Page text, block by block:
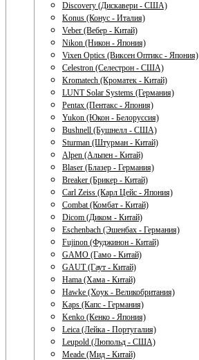
Discovery (Дискавери - США)
Konus (Конус - Италия)
Veber (Вебер - Китай)
Nikon (Никон - Япония)
Vixen Optics (Виксен Оптикс - Япония)
Celestron (Селестрон - США)
Kromatech (Кроматек - Китай)
LUNT Solar Systems (Германия)
Pentax (Пентакс - Япония)
Yukon (Юкон - Белоруссия)
Bushnell (Бушнелл - США)
Sturman (Штурман - Китай)
Alpen (Альпен - Китай)
Blaser (Блазер - Германия)
Breaker (Брикер - Китай)
Carl Zeiss (Карл Цейс - Япония)
Combat (Комбат - Китай)
Dicom (Диком - Китай)
Eschenbach (Эшенбах - Германия)
Fujinon (Фуджинон - Китай)
GAMO (Гамо - Китай)
GAUT (Гаут - Китай)
Hama (Хама - Китай)
Hawke (Хоук - Великобритания)
Kaps (Капс - Германия)
Kenko (Кенко - Япония)
Leica (Лейка - Португалия)
Leupold (Люпольд - США)
Meade (Мид - Китай)